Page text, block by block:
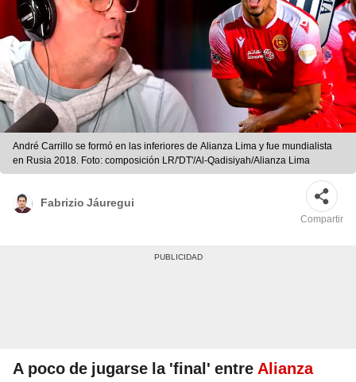
André Carrillo se formó en las inferiores de Alianza Lima y fue mundialista
en Rusia 2018. Foto: composición LR/'DT'/Al-Qadisiyah/Alianza Lima
Fabrizio Jáuregui
Compartir
A poco de jugarse la 'final' entre Alianza